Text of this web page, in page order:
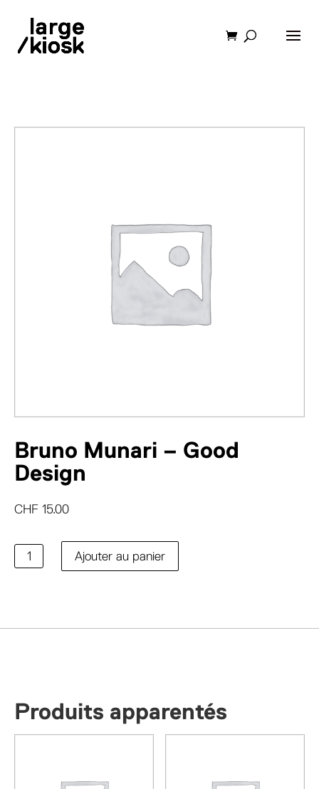
Bruno Munari – Good
Design
CHF 15.00
quantité
Ajouter au panier
Produits apparentés